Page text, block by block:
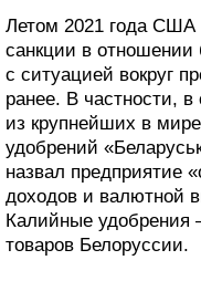
Летом 2021 года США
санкции в отношении
с ситуацией вокруг
ранее. В частности,
из крупнейших в
удобрений
назвал предприятие
доходов и валютной
Калийные удобрения
товаров Белоруссии.